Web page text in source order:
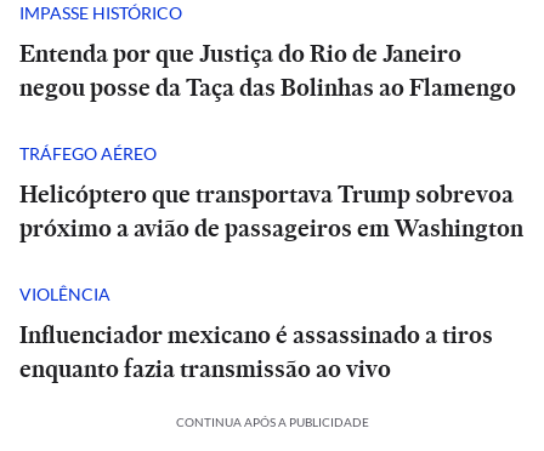
IMPASSE HISTÓRICO
Entenda por que Justiça do Rio de Janeiro
negou posse da Taça das Bolinhas ao Flamengo
TRÁFEGO AÉREO
Helicóptero que transportava Trump sobrevoa
próximo a avião de passageiros em Washington
VIOLÊNCIA
Influenciador mexicano é assassinado a tiros
enquanto fazia transmissão ao vivo
CONTINUA APÓS A PUBLICIDADE